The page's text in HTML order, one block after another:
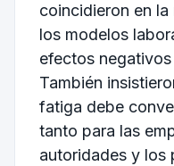
coincidieron en
los modelos
efectos
También
fatiga debe
tanto para las
autoridades y los